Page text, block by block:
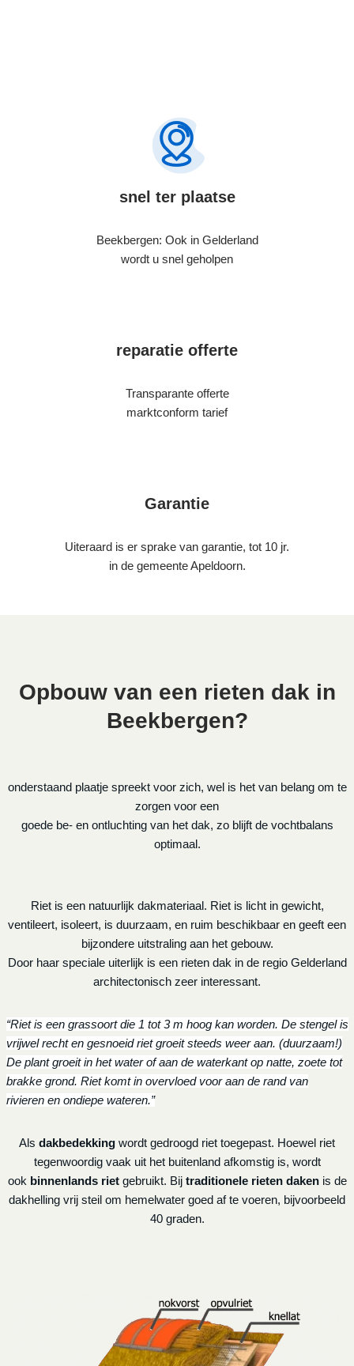
snel ter plaatse
Beekbergen: Ook in Gelderland
wordt u snel geholpen
reparatie offerte
Transparante offerte
marktconform tarief
Garantie
Uiteraard is er sprake van garantie, tot 10 jr.
in de gemeente Apeldoorn.
Opbouw van een rieten dak in
Beekbergen?
onderstaand plaatje spreekt voor zich, wel is het van belang om te
zorgen voor een
goede be- en ontluchting van het dak, zo blijft de vochtbalans
optimaal.
Riet is een natuurlijk dakmateriaal. Riet is licht in gewicht,
ventileert, isoleert, is duurzaam, en ruim beschikbaar en geeft een
bijzondere uitstraling aan het gebouw.
Door haar speciale uiterlijk is een rieten dak in de regio Gelderland
architectonisch zeer interessant.
“Riet is een grassoort die 1 tot 3 m hoog kan worden. De stengel is
vrijwel recht en gesnoeid riet groeit steeds weer aan. (duurzaam!)
De plant groeit in het water of aan de waterkant op natte, zoete tot
brakke grond. Riet komt in overvloed voor aan de rand van
rivieren en ondiepe wateren.”
Als dakbedekking wordt gedroogd riet toegepast. Hoewel riet
tegenwoordig vaak uit het buitenland afkomstig is, wordt
ook binnenlands rietgebruikt. Bij traditionele rieten dakenis de
dakhelling vrij steil om hemelwater goed af te voeren, bijvoorbeeld
40 graden.